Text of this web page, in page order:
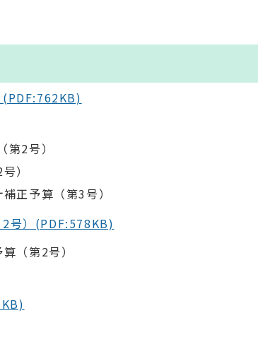
2号）
）
正予算（第3号）
号）(PDF:578KB)
（第2号）